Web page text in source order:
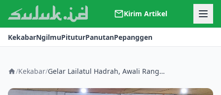
Kirim Artikel
Kerjasama
Kontak
KekabarNgilmuPituturPanutanPepanggen
/Kekabar/ Gelar Lailatul Hadrah, Awali Rangkaian Haul Gus Dur